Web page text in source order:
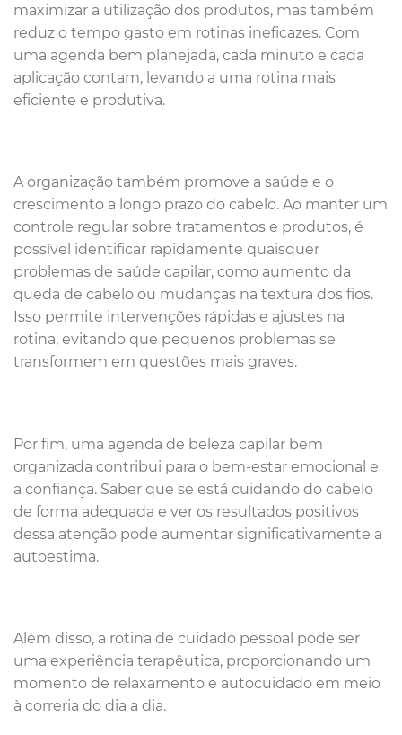
maximizar a utilização dos produtos, mas também
reduz o tempo gasto em rotinas ineficazes. Com
uma agenda bem planejada, cada minuto e cada
aplicação contam, levando a uma rotina mais
eficiente e produtiva.
A organização também promove a saúde e o
crescimento a longo prazo do cabelo. Ao manter um
controle regular sobre tratamentos e produtos, é
possível identificar rapidamente quaisquer
problemas de saúde capilar, como aumento da
queda de cabelo ou mudanças na textura dos fios.
Isso permite intervenções rápidas e ajustes na
rotina, evitando que pequenos problemas se
transformem em questões mais graves.
Por fim, uma agenda de beleza capilar bem
organizada contribui para o bem-estar emocional e
a confiança. Saber que se está cuidando do cabelo
de forma adequada e ver os resultados positivos
dessa atenção pode aumentar significativamente a
autoestima.
Além disso, a rotina de cuidado pessoal pode ser
uma experiência terapêutica, proporcionando um
momento de relaxamento e autocuidado em meio
à correria do dia a dia.